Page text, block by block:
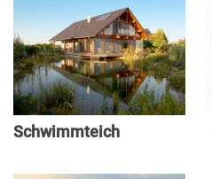
Schwimmteich